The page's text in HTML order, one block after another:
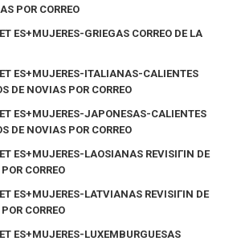
POR CORREO
ES+MUJERES-GRIEGAS CORREO DE LA
ES+MUJERES-ITALIANAS-CALIENTES
DE NOVIAS POR CORREO
ES+MUJERES-JAPONESAS-CALIENTES
DE NOVIAS POR CORREO
ES+MUJERES-LAOSIANAS REVISIГІN DE
CORREO
ES+MUJERES-LATVIANAS REVISIГІN DE
CORREO
ES+MUJERES-LUXEMBURGUESAS